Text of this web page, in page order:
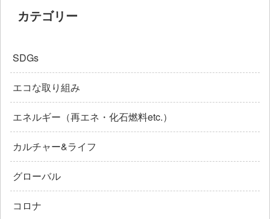
カテゴリー
SDGs
エコな取り組み
エネルギー（再エネ・化石燃料etc.）
カルチャー&ライフ
グローバル
コロナ